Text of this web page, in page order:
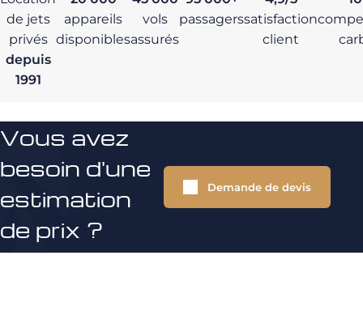
de jets
privés
depuis
1991
appareils
disponibles
vols
assurés
passagerssatisfaction
client
Vous avez
besoin d'une
estimation
de prix ?
Demande de devis